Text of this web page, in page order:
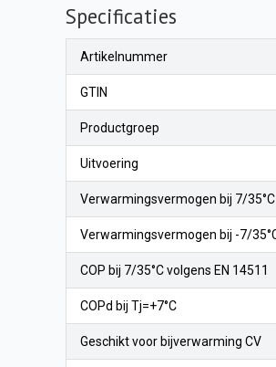
Specificaties
Artikelnummer
GTIN
Productgroep
Uitvoering
Verwarmingsvermogen bij 7/35°C
Verwarmingsvermogen bij -7/
COP bij 7/35°C volgens EN 14511
COPd bij Tj=+7°C
Geschikt voor bijverwarming CV